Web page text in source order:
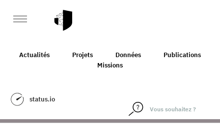
Actualités Projets Données
Publications
Missions
status.io